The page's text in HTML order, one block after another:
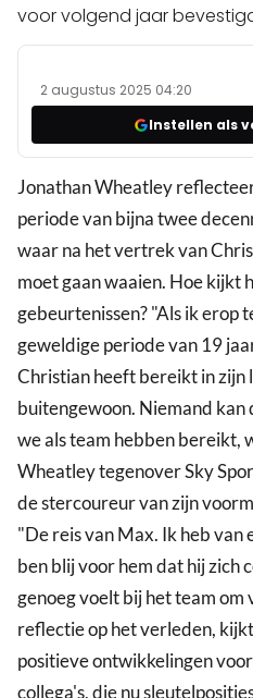
voor volgend jaar
2 augustus 2025 04:20
Instellen als
Jonathan Wheatley
periode van bijna twee
waar na het vertrek van
moet gaan waaien. Hoe kijkt
gebeurtenissen? "Als ik erop
geweldige periode van 19
Christian heeft bereikt in zijn
buitengewoon. Niemand kan
we als team hebben bereikt,
Wheatley tegenover Sky
de stercoureur van zijn
"De reis van Max. Ik heb van
ben blij voor hem dat hij zich
genoeg voelt bij het team om
reflectie op het verleden,
positieve ontwikkelingen
collega's, die nu